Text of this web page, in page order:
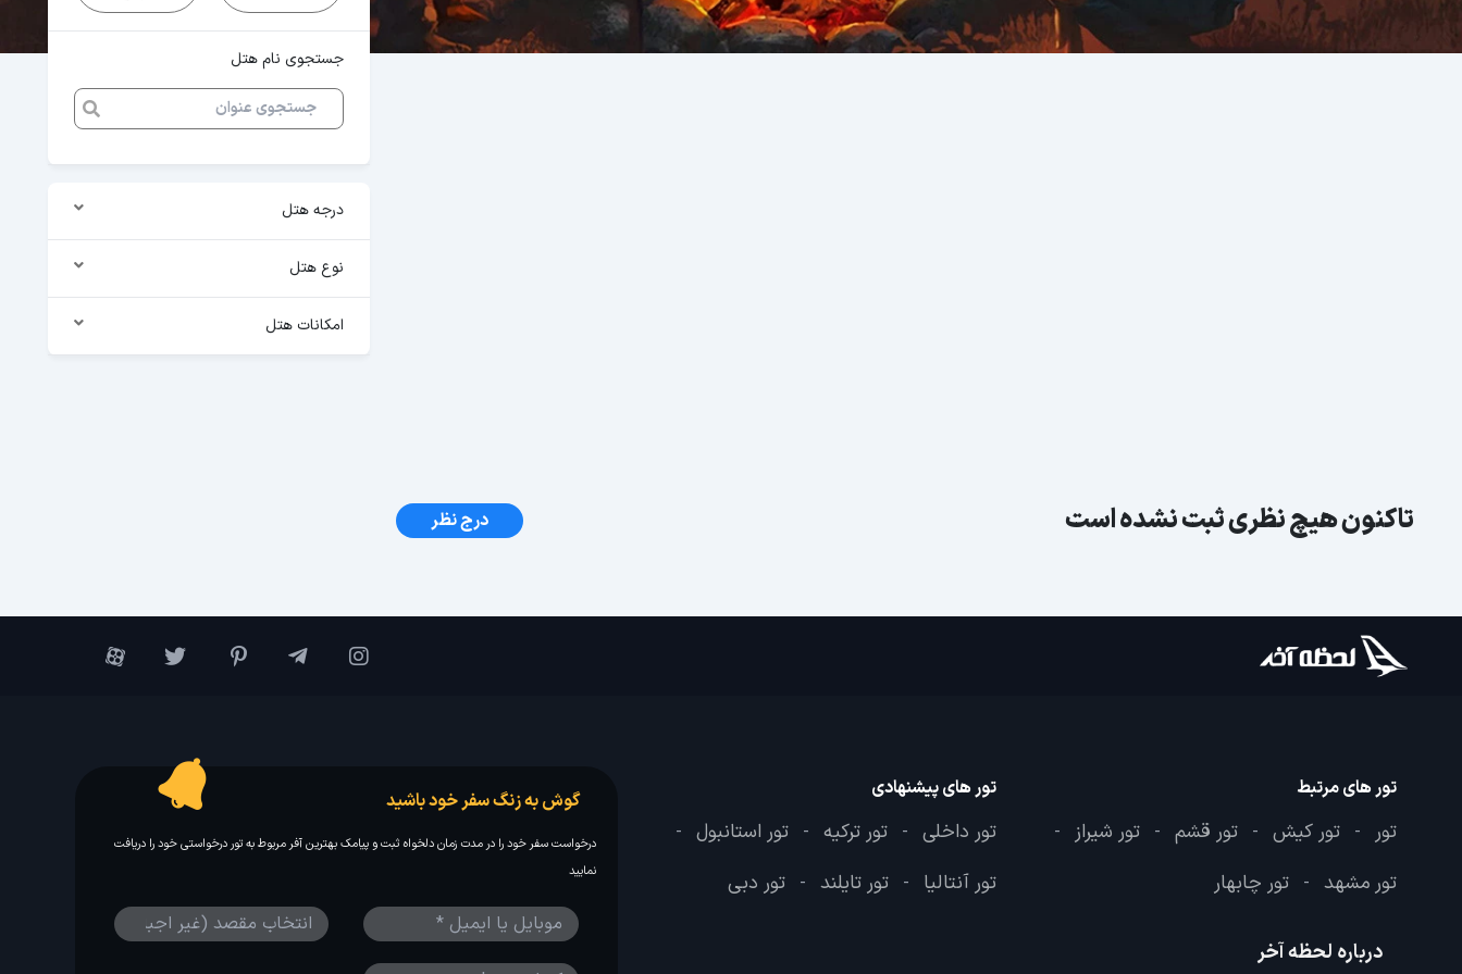
جستجوی نام هتل
درجه هتل
نوع هتل
امکانات هتل
تاکنون هیچ نظری ثبت نشده است درج نظر
تور های مرتبط
تور - تور کیش - تور قشم - تور شیراز -
تور مشهد - تور چابهار
تور های پیشنهادی
تور داخلی - تور ترکیه - تور استانبول -
تور آنتالیا - تور تایلند - تور دبی
درباره لحظه آخر
گوش به زنگ سفر خود باشید
درخواست سفر خود را در مدت زمان دلخواه ثبت و پیامک بهترین آفر مربوط به تور درخواستی خود را دریافت
نمایید